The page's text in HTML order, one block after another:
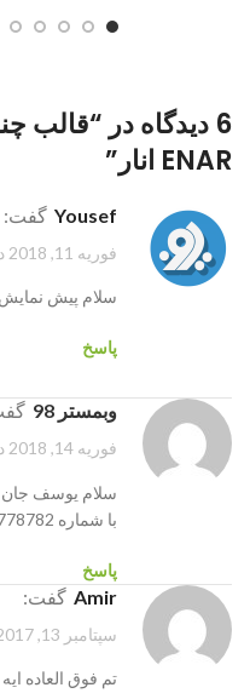
6 دیدگاه در “
قالب
ENAR انار
”
yousef گفت:
فوریه 11, 2018 در 1:10 ب.ظ
سلام پیش نمایش
پاسخ
وبمستر 98
فوریه 14, 2018 در 4:32 ب.ظ
سلام یوسف جان
با شماره 09120778782 تماس بگیرید تا راهنمایی شوید.
پاسخ
amir گفت:
سپتامبر 13, 2017 در 1:08 ق.ظ
تم فوق العاده ایه